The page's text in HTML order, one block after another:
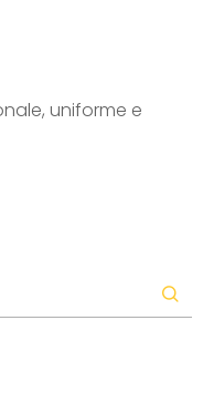
uniforme e